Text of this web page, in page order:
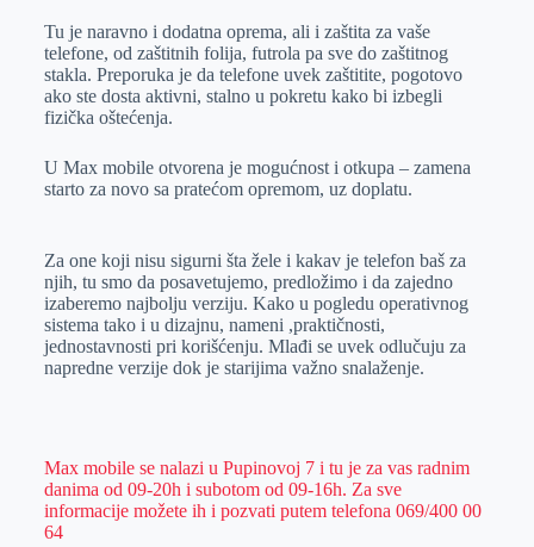
Tu je naravno i dodatna oprema, ali i zaštita za vaše
telefone, od zaštitnih folija, futrola pa sve do zaštitnog
stakla. Preporuka je da telefone uvek zaštitite, pogotovo
ako ste dosta aktivni, stalno u pokretu kako bi izbegli
fizička oštećenja.
U Max mobile otvorena je mogućnost i otkupa – zamena
starto za novo sa pratećom opremom, uz doplatu.
Za one koji nisu sigurni šta žele i kakav je telefon baš za
njih, tu smo da posavetujemo, predložimo i da zajedno
izaberemo najbolju verziju. Kako u pogledu operativnog
sistema tako i u dizajnu, nameni ,praktičnosti,
jednostavnosti pri korišćenju. Mlađi se uvek odlučuju za
napredne verzije dok je starijima važno snalaženje.
Max mobile se nalazi u Pupinovoj 7 i tu je za vas radnim
danima od 09-20h i subotom od 09-16h. Za sve
informacije možete ih i pozvati putem telefona 069/400 00
64